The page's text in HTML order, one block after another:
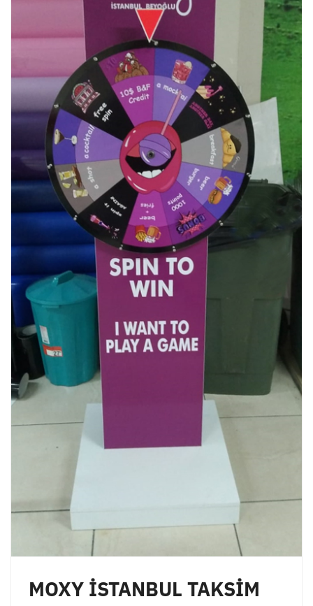
MOXY İSTANBUL TAKSİM